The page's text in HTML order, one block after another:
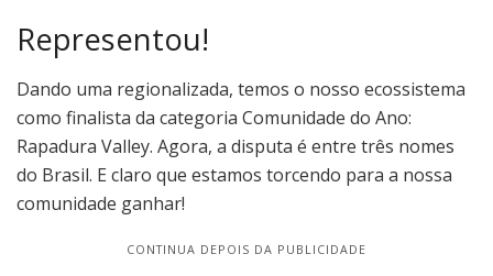
Representou!
Dando uma regionalizada, temos o nosso ecossistema
como finalista da categoria Comunidade do Ano:
Rapadura Valley. Agora, a disputa é entre três nomes
do Brasil. E claro que estamos torcendo para a nossa
comunidade ganhar!
CONTINUA DEPOIS DA PUBLICIDADE